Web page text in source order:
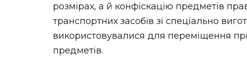
розмiрах, а й конфiскацiю предметів
транспортних засобів зі спецiально
використовувалися для перемiщення
предметів.